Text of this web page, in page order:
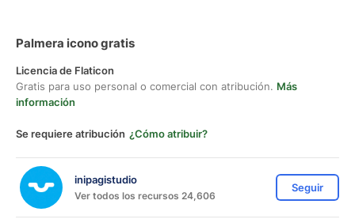
Palmera icono gratis
Licencia de Flaticon
Gratis para uso personal o comercial con atribución. Más
información
Se requiere atribución ¿Cómo atribuir?
inipagistudio
Ver todos los recursos 24,606
Seguir